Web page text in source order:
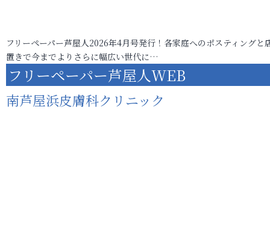
フリーペーパー芦屋人2026年4月号発行！各家庭へのポスティングと
置きで今までよりさらに幅広い世代に…
フリーペーパー芦屋人WEB
南芦屋浜皮膚科クリニック